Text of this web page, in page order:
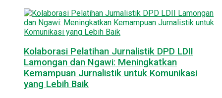
Kolaborasi Pelatihan Jurnalistik DPD LDII
Lamongan dan Ngawi: Meningkatkan
Kemampuan Jurnalistik untuk Komunikasi
yang Lebih Baik